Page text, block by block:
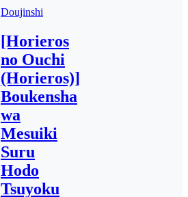
Doujinshi
[Horieros
no Ouchi
(Horieros)]
Boukensha
wa
Mesuiki
Suru
Hodo
Tsuyoku